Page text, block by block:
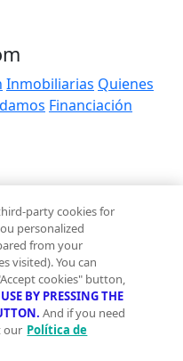
Inmobiliarias Quienes
Financiación
party cookies for
personalized
from your
visited). You can
cookies" button,
BY PRESSING THE
And if you need
our Política de